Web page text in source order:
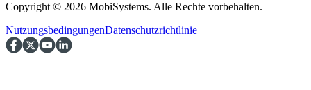
Copyright © 2026 MobiSystems. Alle Rechte vorbehalten.
NutzungsbedingungenDatenschutzrichtlinie